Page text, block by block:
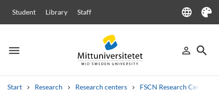
Student Library Staff language
Language
Theme
menu
Menu person_outline
Sign in
search
Start Research Research centers FSCN Research Centre